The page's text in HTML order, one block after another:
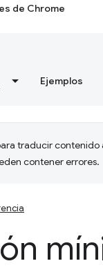
de Chrome
Ejemplos
traducir contenido
contener errores.